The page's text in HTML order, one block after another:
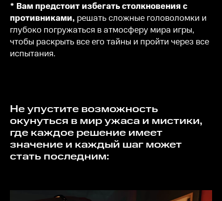
* Вам предстоит избегать столкновения с
противниками, решать сложные головоломки и
глубоко погружаться в атмосферу мира игры,
чтобы раскрыть все его тайны и пройти через все
испытания.
Не упустите возможность
окунуться в мир ужаса и мистики,
где каждое решение имеет
значение и каждый шаг может
стать последним: